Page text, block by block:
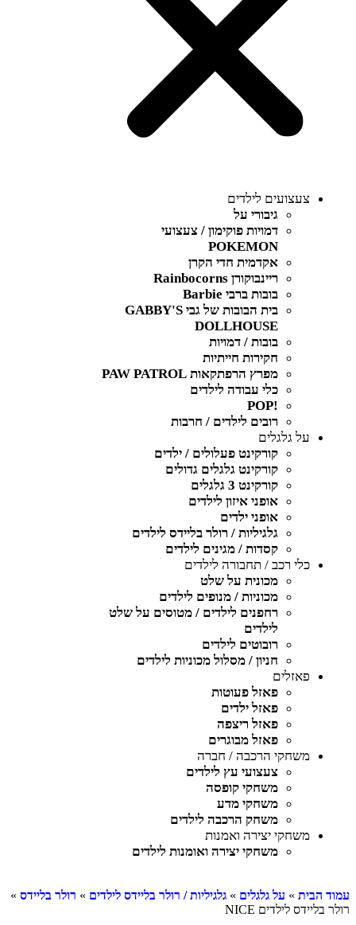
צעצועים לילדים
גיבורי על
דמויות פוקימון / צעצועי
POKEMON
אקדמית חדי הקרן
ריינבוקורן Rainbocorns
בובות ברבי Barbie
בית הבובות של גבי GABBY'S
DOLLHOUSE
בובות / דמויות
חקירות חייתיות
מפרץ הרפתקאות PAW PATROL
כלי עבודה לילדים
!POP
רובים לילדים / חרבות
על גלגלים
קורקינט פעלולים / ילדים
קורקינט גלגלים גדולים
קורקינט 3 גלגלים
אופני איזון לילדים
אופני ילדים
גלגיליות / רולר בליידס לילדים
קסדות / מגינים לילדים
כלי רכב / תחבורה לילדים
מכונית על שלט
מכוניות / מנופים לילדים
רחפנים לילדים / מטוסים על שלט
לילדים
רובוטים לילדים
חניון / מסלול מכוניות לילדים
פאזלים
פאזל פעוטות
פאזל ילדים
פאזל ריצפה
פאזל מבוגרים
משחקי הרכבה / חברה
צעצועי עץ לילדים
משחקי קופסה
משחקי מדע
משחק הרכבה לילדים
משחקי יצירה ואמנות
משחקי יצירה ואומנות לילדים
עמוד הבית » על גלגלים » גלגיליות / רולר בליידס לילדים » רולר בליידס »
רולר בליידס לילדים NICE